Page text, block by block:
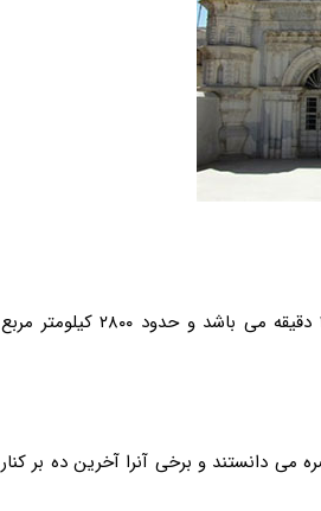
طول جغرافیایی این شهر ۴۸ درجه و ۱۷ دقیقه و عرض جغرافیایی آن ۳۰ درجه و ۲۰ دقیقه می باشد و حدود ۲۸۰۰ کیلومتر مربع
دانستند و برخی آنرا آخرین ده بر کنار